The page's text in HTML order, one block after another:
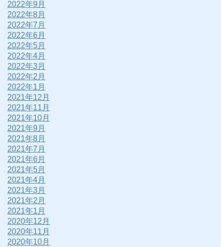
2022年9月
2022年8月
2022年7月
2022年6月
2022年5月
2022年4月
2022年3月
2022年2月
2022年1月
2021年12月
2021年11月
2021年10月
2021年9月
2021年8月
2021年7月
2021年6月
2021年5月
2021年4月
2021年3月
2021年2月
2021年1月
2020年12月
2020年11月
2020年10月